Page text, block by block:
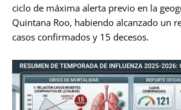
ciclo de máxima alerta previo en la
Quintana Roo, habiendo alcanzado un
casos confirmados y 15 decesos.